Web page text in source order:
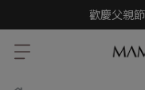
歡慶父親